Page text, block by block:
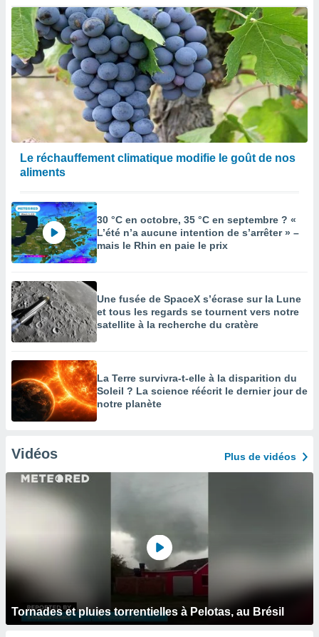
Le réchauffement climatique modifie le goût de nos
aliments
30 °C en octobre, 35 °C en septembre ? «
L’été n’a aucune intention de s’arrêter » –
mais le Rhin en paie le prix
Une fusée de SpaceX s’écrase sur la Lune
et tous les regards se tournent vers notre
satellite à la recherche du cratère
La Terre survivra-t-elle à la disparition du
Soleil ? La science réécrit le dernier jour de
notre planète
Vidéos Plus de vidéos
Tornades et pluies torrentielles à Pelotas, au Brésil